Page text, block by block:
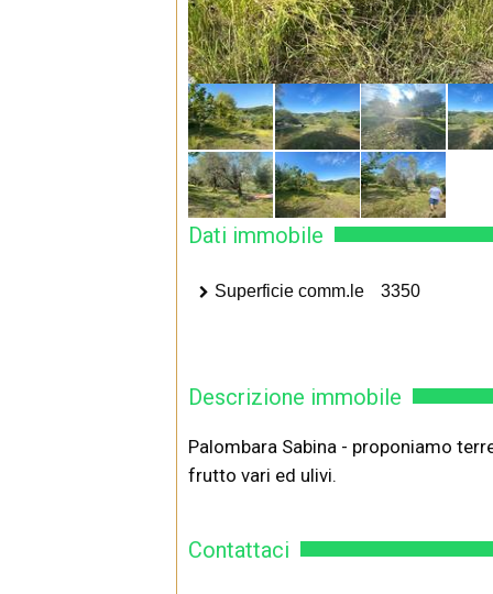
Dati immobile
Superficie comm.le 3350
Descrizione immobile
Palombara Sabina - proponiamo
frutto vari ed ulivi.
Contattaci